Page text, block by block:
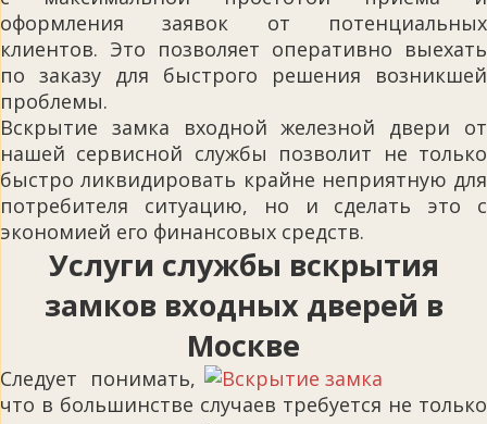
оформления заявок от потенциальных
клиентов. Это позволяет оперативно выехать
по заказу для быстрого решения возникшей
проблемы.
Вскрытие замка входной железной двери от
нашей сервисной службы позволит не только
быстро ликвидировать крайне неприятную для
потребителя ситуацию, но и сделать это с
экономией его финансовых средств.
Услуги службы вскрытия
замков входных дверей в
Москве
Следует понимать,
что в большинстве случаев требуется не только